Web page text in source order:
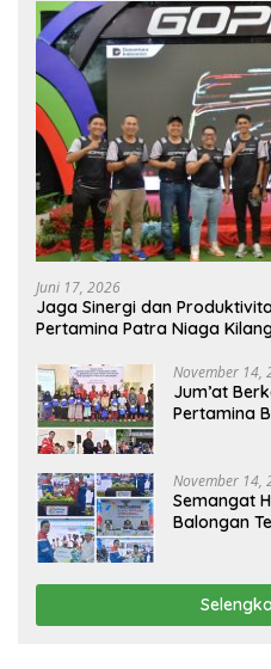
Juni 17, 2026
Jaga Sinergi dan
Pertamina Patra Niaga
November 14,
Jum’at
Pertamina
November 14,
Semangat
Balongan
Pendidikan